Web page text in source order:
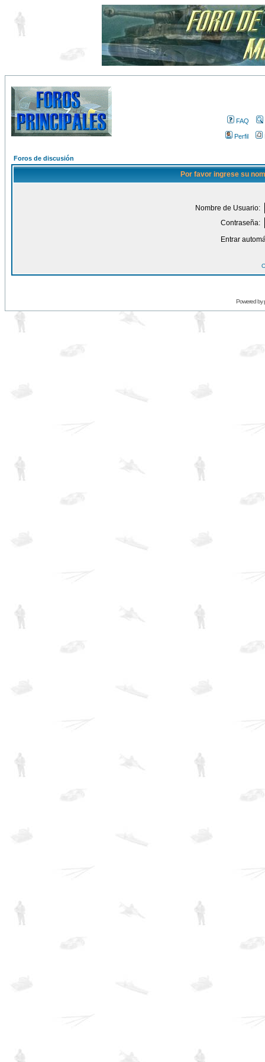
FAQ
Perfil
Foros de discusión
Por favor ingrese su
Nombre de Usuario:
Contraseña:
Entrar
Powered by